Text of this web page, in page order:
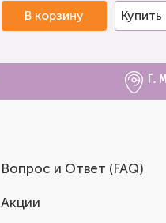
В корзину Купить
г.
Вопрос и Ответ (FAQ)
Акции